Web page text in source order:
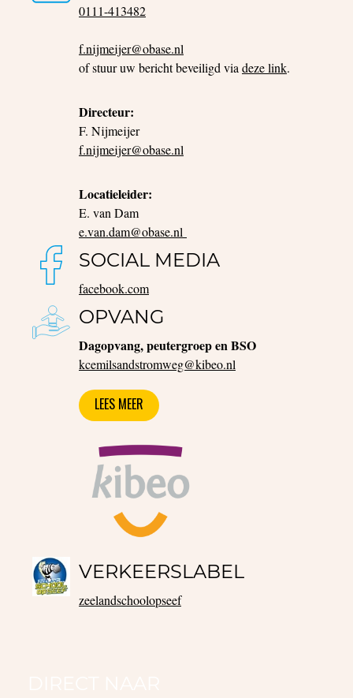
0111-413482
f.nijmeijer@obase.nl
of stuur uw bericht beveiligd viadeze link.
Directeur:
F. Nijmeijer
f.nijmeijer@obase.nl
Locatieleider:
E. van Dam
e.van.dam@obase.nl
SOCIAL MEDIA
facebook.com
OPVANG
Dagopvang, peutergroep en BSO
kcemilsandstromweg@kibeo.nl
LEES MEER
VERKEERSLABEL
zeelandschoolopseef